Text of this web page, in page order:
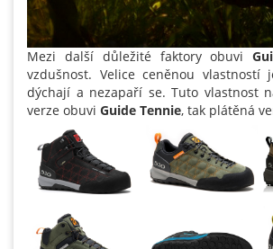
Mezi další důležité faktory obuvi
vzdušnost. Velice ceněnou vlastností
dýchají a nezapaří se. Tuto vlastnost
verze obuvi Guide Tennie, tak plátěná